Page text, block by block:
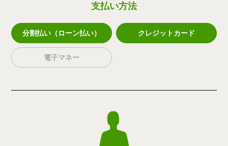
支払い方法
分割払い（ローン払い） クレジットカード
電子マネー